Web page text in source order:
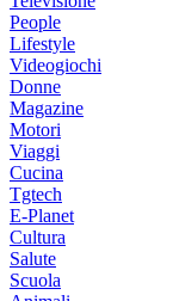
People
Lifestyle
Videogiochi
Donne
Magazine
Motori
Viaggi
Cucina
Tgtech
E-Planet
Cultura
Salute
Scuola